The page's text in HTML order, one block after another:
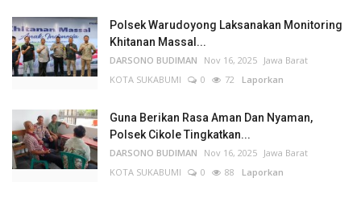
Polsek Warudoyong Laksanakan Monitoring
Khitanan Massal...
DARSONO BUDIMAN Nov 16, 2025 Jawa Barat
KOTA SUKABUMI
0 72 Laporkan
Guna Berikan Rasa Aman Dan Nyaman,
Polsek Cikole Tingkatkan...
DARSONO BUDIMAN Nov 16, 2025 Jawa Barat
KOTA SUKABUMI
0 88 Laporkan